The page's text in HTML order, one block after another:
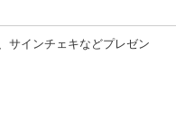
サインチェキなどプレゼン